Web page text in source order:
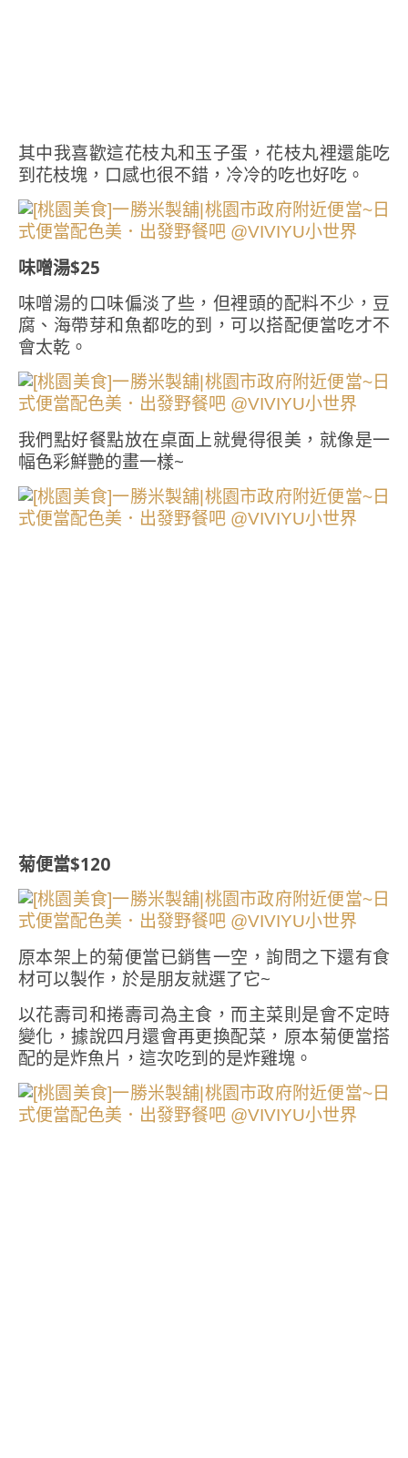
其中我喜歡這花枝丸和玉子蛋，花枝丸裡還能吃
到花枝塊，口感也很不錯，冷冷的吃也好吃。
味噌湯$25
味噌湯的口味偏淡了些，但裡頭的配料不少，豆
腐、海帶芽和魚都吃的到，可以搭配便當吃才不
會太乾。
我們點好餐點放在桌面上就覺得很美，就像是一
幅色彩鮮艷的畫一樣~
菊便當$120
原本架上的菊便當已銷售一空，詢問之下還有食
材可以製作，於是朋友就選了它~
以花壽司和捲壽司為主食，而主菜則是會不定時
變化，據說四月還會再更換配菜，原本菊便當搭
配的是炸魚片，這次吃到的是炸雞塊。